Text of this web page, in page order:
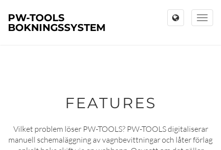
Toggle
PW-TOOLS
BOKNINGSSYSTEM
FEATURES
Vilket problem löser PW-TOOLS? PW-TOOLS digitaliserar
manuell schemaläggning av vagnbevittningar och låter förlag